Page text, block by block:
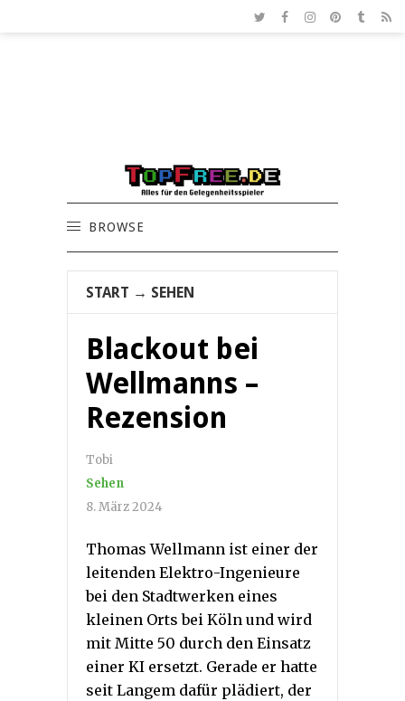
BROWSE
START → SEHEN
Blackout bei
Wellmanns –
Rezension
Tobi
Sehen
8. März 2024
Thomas Wellmann ist einer der
leitenden Elektro-Ingenieure
bei den Stadtwerken eines
kleinen Orts bei Köln und wird
mit Mitte 50 durch den Einsatz
einer KI ersetzt. Gerade er hatte
seit Langem dafür plädiert, der